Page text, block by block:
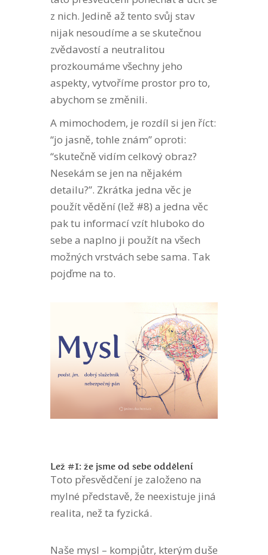
z nich. Jedině až tento svůj stav
nijak nesoudíme a se skutečnou
zvědavostí a neutralitou
prozkoumáme všechny jeho
aspekty, vytvoříme prostor pro to,
abychom se změnili.
A mimochodem, je rozdíl si jen říct:
“jo jasně, tohle znám” oproti:
“skutečně vidím celkový obraz?
Nesekám se jen na nějakém
detailu?”. Zkrátka jedna věc je
použít vědění (lež #8) a jedna věc
pak tu informací vzít hluboko do
sebe a naplno ji použít na všech
možných vrstvách sebe sama. Tak
pojďme na to.
Lež #1: že jsme od sebe oddělení
Toto přesvědčení je založeno na
mylné představě, že neexistuje jiná
realita, než ta fyzická.
Naše mysl – kompjůtr, kterým duše